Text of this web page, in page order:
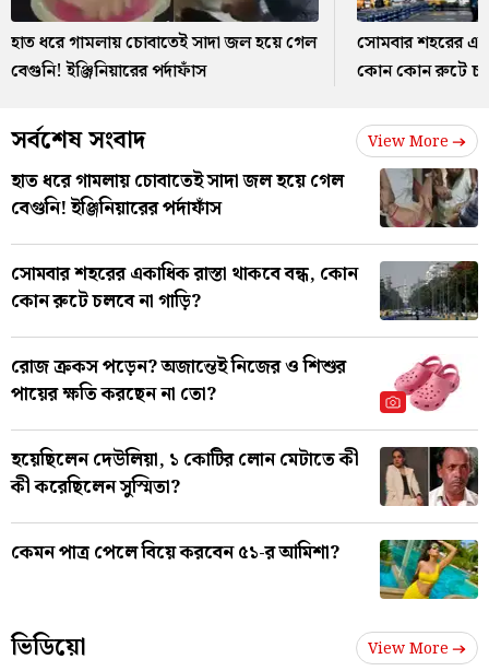
হাত ধরে গামলায় চোবাতেই সাদা জল হয়ে গেল
বেগুনি! ইঞ্জিনিয়ারের পর্দাফাঁস
সোমবার শহরের
কোন কোন রুটে
সর্বশেষ সংবাদ View More
হাত ধরে গামলায় চোবাতেই সাদা জল হয়ে গেল
বেগুনি! ইঞ্জিনিয়ারের পর্দাফাঁস
সোমবার শহরের একাধিক রাস্তা থাকবে বন্ধ, কোন
কোন রুটে চলবে না গাড়ি?
রোজ ক্রকস পড়েন? অজান্তেই নিজের ও শিশুর
পায়ের ক্ষতি করছেন না তো?
হয়েছিলেন দেউলিয়া, ১ কোটির লোন মেটাতে কী
কী করেছিলেন সুস্মিতা?
কেমন পাত্র পেলে বিয়ে করবেন ৫১-র আমিশা?
ভিডিয়ো View More